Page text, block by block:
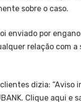
sobre o caso.
enviado por
relação com
dizia: “Aviso
Clique aqui e